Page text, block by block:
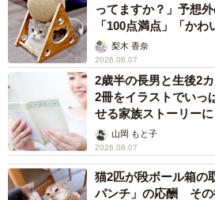
ってますか？」予想
「100点満点」「かわ
梨木 香奈
2026.08.07
2歳半の長男と生後2
2冊をイラストでい
せる家族ストーリーに
山岡 もと子
2026.08.07
猫2匹が段ボール箱の
パンチ」の応酬 その